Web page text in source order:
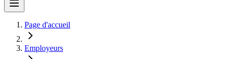
Page d'accueil
Employeurs